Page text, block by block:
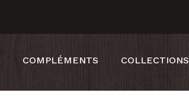
COMPLÉMENTS COLLECTIONS